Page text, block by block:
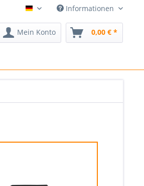
Deutsch Informationen
Mein Konto 0,00 € *